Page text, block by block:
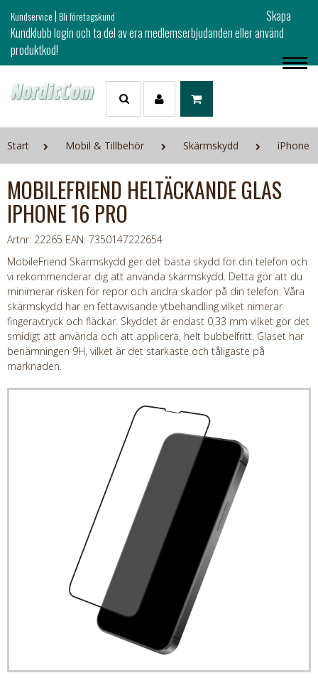
Kundservice|Bli företagskund
Skapa
Kundklubb login och ta del av era medlemserbjudanden eller använd
produktkod!
Start Mobil & Tillbehör Skärmskydd iPhone
MOBILEFRIEND HELTÄCKANDE GLAS
IPHONE 16 PRO
Artnr: 22265 EAN: 7350147222654
MobileFriend Skärmskydd ger det bästa skydd för din telefon och
vi rekommenderar dig att använda skärmskydd. Detta gör att du
minimerar risken för repor och andra skador på din telefon. Våra
skärmskydd har en fettavvisande ytbehandling vilket nimerar
fingeravtryck och fläckar. Skyddet är endast 0,33 mm vilket gör det
smidigt att använda och att applicera, helt bubbelfritt. Glaset har
benämningen 9H, vilket är det starkaste och tåligaste på
marknaden.